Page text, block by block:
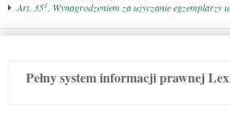
Art. 351. Wynagrodzeniem za użyczanie egzemplarzy
Pełny system informacji prawnej